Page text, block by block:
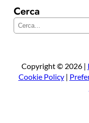
Cerca
Copyright © 2026 |
Cookie Policy|